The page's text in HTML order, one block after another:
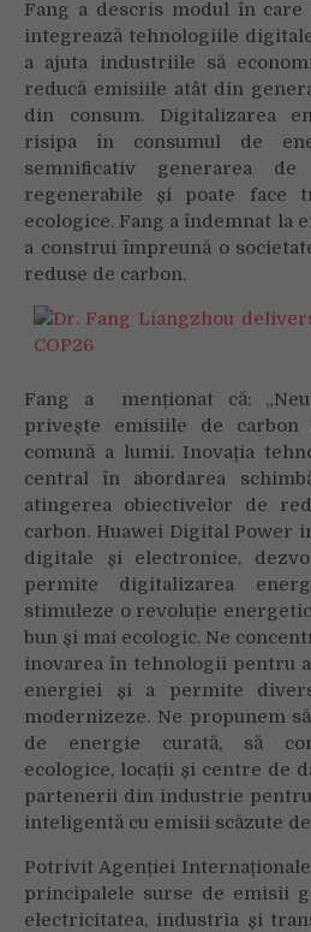
Fang a descris modul în care
integrează tehnologiile
a ajuta industriile să
reducă emisiile atât din
din consum. Digitalizarea
risipa în consumul de
semnificativ generarea
regenerabile și poate face
ecologice. Fang a îndemnat la
a construi împreună o
reduse de carbon.
Fang a menționat că:
privește emisiile de
comună a lumii. Inovația
central în abordarea
atingerea obiectivelor de
carbon. Huawei Digital Power
digitale și electronice,
permite digitalizarea
stimuleze o revoluție
bun și mai ecologic. Ne
inovarea în tehnologii pentru
energiei și a permite
modernizeze. Ne propunem
de energie curată, să
ecologice, locații și centre de
partenerii din industrie
inteligentă cu emisii scăzute de
Potrivit Agenției
principalele surse de emisii
electricitatea, industria și